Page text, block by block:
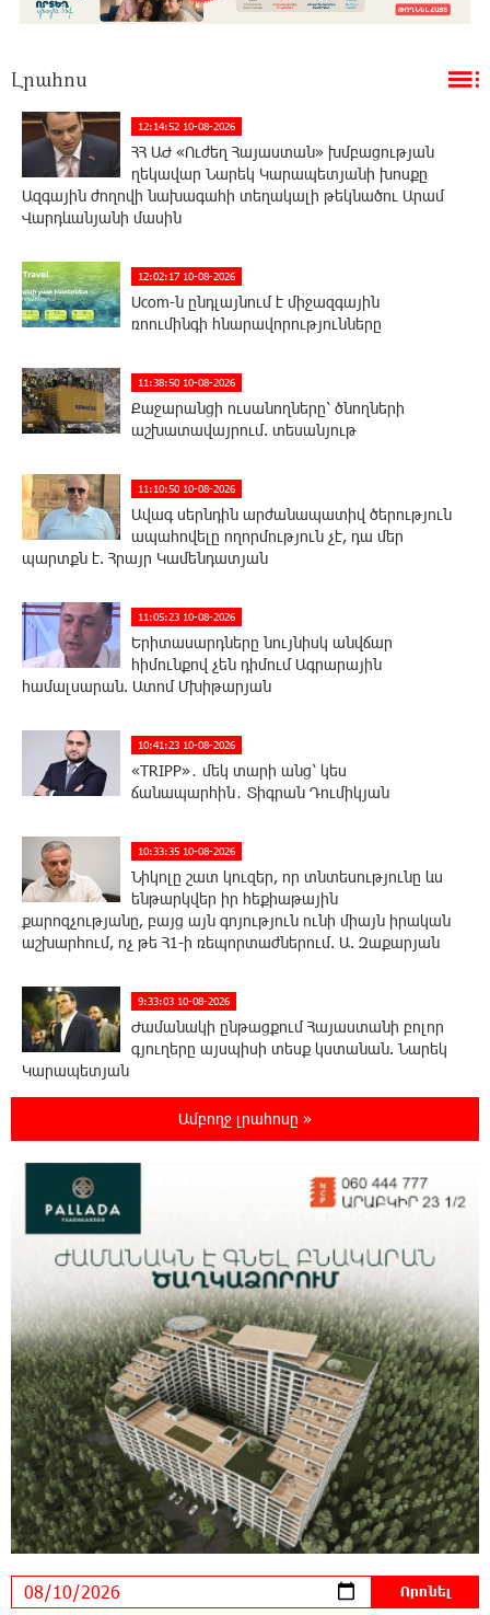
Լրահոս
12:14:52 10-08-2026
ՀՀ ԱԺ «Ուժեղ Հայաստան» խմբացության
ղեկավար Նարեկ Կարապետյանի խոսքը
Ազգային ժողովի նախագահի տեղակալի թեկնածու Արամ
Վարդևանյանի մասին
12:02:17 10-08-2026
Ucom-ն ընդլայնում է միջազգային
ռոումինգի հնարավորությունները
11:38:50 10-08-2026
Քաջարանցի ուսանողները՝ ծնողների
աշխատավայրում. տեսանյութ
11:10:50 10-08-2026
Ավագ սերնդին արժանապատիվ ծերություն
ապահովելը ողորմություն չէ, դա մեր
պարտքն է. Հրայր Կամենդատյան
11:05:23 10-08-2026
Երիտասարդները նույնիսկ անվճար
հիմունքով չեն դիմում Ագրարային
համալսարան. Ատոմ Մխիթարյան
10:41:23 10-08-2026
«TRIPP»․ մեկ տարի անց՝ կես
ճանապարհին․ Տիգրան Դումիկյան
10:33:35 10-08-2026
Նիկոլը շատ կուզեր, որ տնտեսությունը ևս
ենթարկվեր իր հեքիաթային
քարոզչությանը, բայց այն գոյություն ունի միայն իրական
աշխարհում, ոչ թե Հ1-ի ռեպորտաժներում. Ա. Զաքարյան
9:33:03 10-08-2026
Ժամանակի ընթացքում Հայաստանի բոլոր
գյուղերը այսպիսի տեսք կստանան. Նարեկ
Կարապետյան
9:27:19 10-08-2026
նպատակի՝ մեր բոլորի երազած ուժեղ
Հայաստանի մասին. Արամ Վարդևանյան
22:45:13 9-08-2026
Կոչ` Նիկոլ Փաշինյանին. չեղարկե՛ք
«Թրամփի ուղի» հայաստանակործան
ադրբեջանա-թուրքական ծրագիրը. Խաչիկ Ասրյան
19:45:21 9-08-2026
«Երբ Եկեղեցու ինքնավարությունը դառնում
է քրեական գործ»․ Լիլիա Շուշանյան
15:25:49 9-08-2026
Կաթողիկոսի դատը. Ինչո՞ւ է ՌԴ-ն
սահմանափակումներ կիրառել․ ԵԱՏՄ
Ամբողջ լրահոսը »